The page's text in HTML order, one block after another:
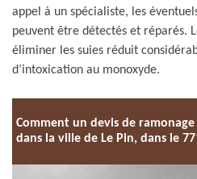
appel à un spécialiste, les
peuvent être détectés et réparés.
éliminer les suies réduit
d’intoxication au monoxyde.
Comment un devis de
dans la ville de Le Pin, dans le